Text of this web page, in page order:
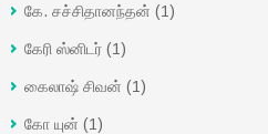
கே. சச்சிதானந்தன் (1)
கேரி ஸ்னிடர் (1)
கைலாஷ் சிவன் (1)
கோ யுன் (1)